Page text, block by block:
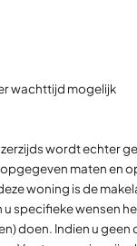
wachttijd mogelijk
wordt echter
maten en
woning is de
specifieke wensen
doen. Indien u